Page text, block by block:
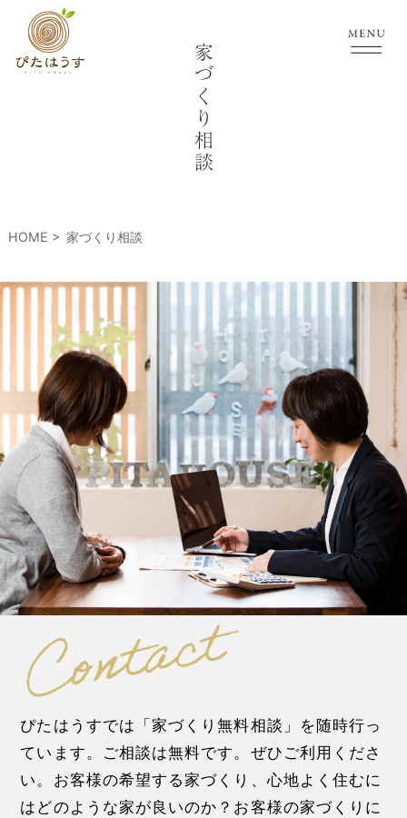
HOME 家づくり相談
ぴたはうすでは「家づくり無料相談」を随時行っ
ています。ご相談は無料です。ぜひご利用くださ
い。お客様の希望する家づくり、心地よく住むに
はどのような家が良いのか？お客様の家づくりに